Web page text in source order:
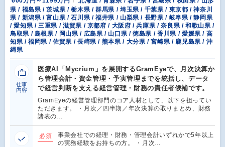
県 / 福島県 / 茨城県 / 栃木県 / 群馬県 / 埼玉県 / 千葉県 / 東京都 / 神奈川
県 / 新潟県 / 富山県 / 石川県 / 福井県 / 山梨県 / 長野県 / 岐阜県 / 静岡県
/ 愛知県 / 三重県 / 滋賀県 / 京都府 / 大阪府 / 兵庫県 / 奈良県 / 和歌山県 /
鳥取県 / 島根県 / 岡山県 / 広島県 / 山口県 / 徳島県 / 香川県 / 愛媛県 / 高
知県 / 福岡県 / 佐賀県 / 長崎県 / 熊本県 / 大分県 / 宮崎県 / 鹿児島県 / 沖
縄県
仕事
内容
医療AI「Mycrium」を展開するGramEyeで、月次決算か
ら管理会計・資金管理・予実管理までを統括し、データ
で経営判断を支える経営管理・財務の責任者候補です。
GramEyeの経営管理部門のコア人材として、以下を担ってい
ただきます。 ・月次／四半期／年次決算の取りまとめ、財務
諸表の…
必須
事業会社での経理・財務・管理会計いずれかで5年以上
の実務経験をお持ちの方。 ・月次…